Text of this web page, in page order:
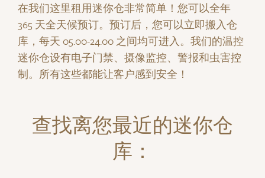
在我们这里租用迷你仓非常简单！您可以全年
365 天全天候预订。预订后，您可以立即搬入仓
库，每天 05.00-24.00 之间均可进入。我们的温控
迷你仓设有电子门禁、摄像监控、警报和虫害控
制。所有这些都能让客户感到安全！
查找离您最近的迷你仓
库：